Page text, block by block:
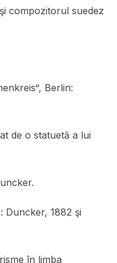
compozitorul suedez
Berlin:
de o statuetă a lui
Duncker, 1882 şi
în limba